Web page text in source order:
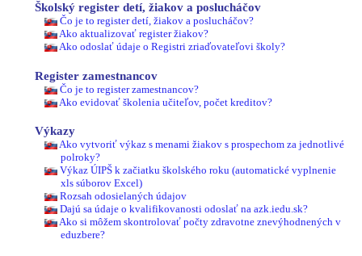
Školský register detí, žiakov a poslucháčov
Čo je to register detí, žiakov a poslucháčov?
Ako aktualizovať register žiakov?
Ako odoslať údaje o Registri zriaďovateľovi školy?
Register zamestnancov
Čo je to register zamestnancov?
Ako evidovať školenia učiteľov, počet kreditov?
Výkazy
Ako vytvoriť výkaz s menami žiakov s prospechom za jednotlivé
polroky?
Výkaz ÚIPŠ k začiatku školského roku (automatické vyplnenie
xls súborov Excel)
Rozsah odosielaných údajov
Dajú sa údaje o kvalifikovanosti odoslať na azk.iedu.sk?
Ako si môžem skontrolovať počty zdravotne znevýhodnených v
eduzbere?